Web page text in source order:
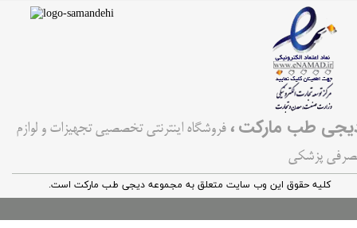
طب مارکت، فروشگاه اینترنتی تخصصیی تجهیزات و لوازم
پزشکی
کليه حقوق اين وب سایت متعلق به مجموعه دیجی طب مارکت است.